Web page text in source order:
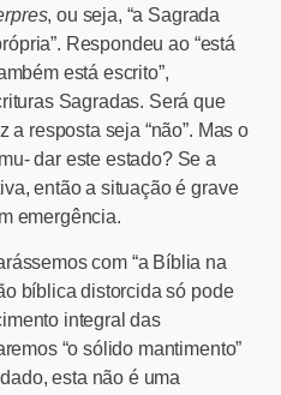
, ou seja, “a Sagrada
Respondeu ao “está
está escrito”,
Sagradas. Será que
resposta seja “não”. Mas o
dar este estado? Se a
então a situação é grave
emergência.
com “a Bíblia na
bíblica distorcida só pode
integral das
“o sólido mantimento”
esta não é uma